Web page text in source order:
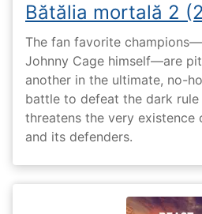
Bătălia mortală 2
The fan favorite
Johnny Cage himself—are
another in the ultimate, no-
battle to defeat the dark rule
threatens the very existence
and its defenders.